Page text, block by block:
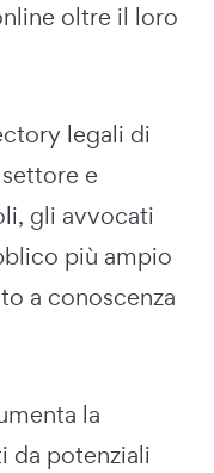
oltre il loro
legali di
e
gli avvocati
più ampio
a conoscenza
la
da potenziali